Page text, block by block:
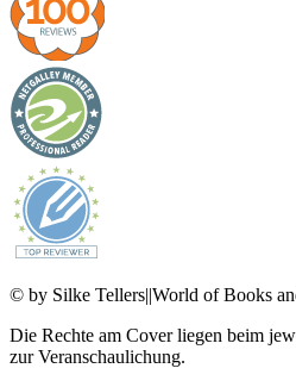
© by Silke Tellers||World of Books
Die Rechte am Cover liegen beim
zur Veranschaulichung.